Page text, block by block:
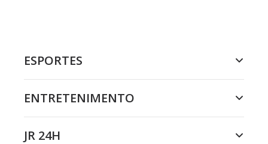
ESPORTES
ENTRETENIMENTO
JR 24H